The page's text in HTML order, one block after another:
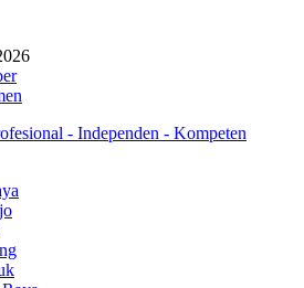
- Independen - Kompeten